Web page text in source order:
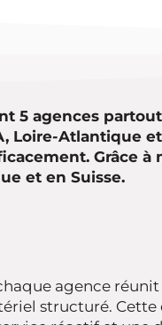
5 agences
Loire-Atlantique
Grâce à
et en Suisse.
agence
structuré.